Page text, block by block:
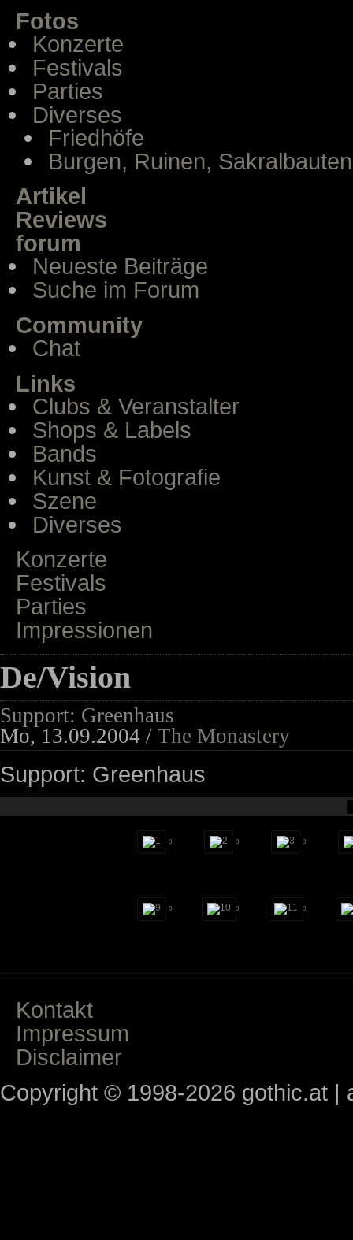
Fotos
Konzerte
Festivals
Parties
Diverses
Friedhöfe
Burgen, Ruinen, Sakralbauten
Artikel
Reviews
forum
Neueste Beiträge
Suche im Forum
Community
Chat
Links
Clubs & Veranstalter
Shops & Labels
Bands
Kunst & Fotografie
Szene
Diverses
Konzerte
Festivals
Parties
Impressionen
De/Vision
Support: Greenhaus
Mo, 13.09.2004 / The Monastery
Support: Greenhaus
0 0 0
0 0 0
Kontakt
Impressum
Disclaimer
Copyright © 1998-2026 gothic.at |